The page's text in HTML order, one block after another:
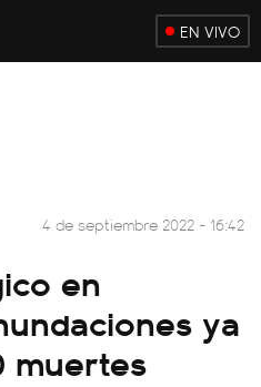
EN VIVO
4 de septiembre 2022 - 16:42
en
ya
muertes